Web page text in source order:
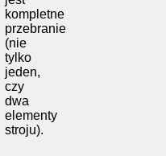
kompletne
przebranie
(nie
tylko
jeden,
czy
dwa
elementy
stroju).